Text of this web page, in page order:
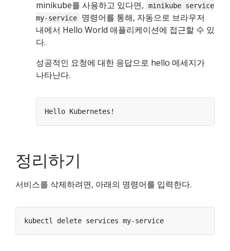
minikube를 사용하고 있다면,
minikube service
my-service
명령어를 통해, 자동으로 브라우저
내에서 Hello World 애플리케이션에 접근할 수 있
다.
성공적인 요청에 대한 응답으로 hello 메세지가
나타난다.
정리하기
서비스를 삭제하려면, 아래의 명령어를 입력한다.